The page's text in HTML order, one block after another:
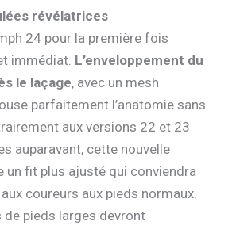
révélatrices
24 pour la première fois
immédiat. L’enveloppement du
le laçage, avec un mesh
parfaitement l’anatomie sans
aux versions 22 et 23
auparavant, cette nouvelle
un fit plus ajusté qui conviendra
coureurs aux pieds normaux.
de pieds larges devront